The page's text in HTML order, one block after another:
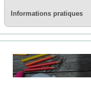
Informations pratiques